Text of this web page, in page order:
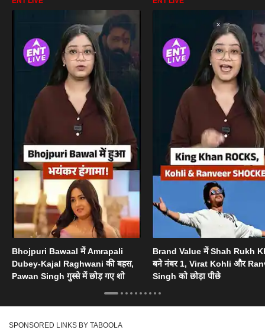
Bhojpuri Bawaal में Amrapali
Dubey-Kajal Raghwani की बहस,
Pawan Singh गुस्से में छोड़ गए शो
Brand Value में Shah Rukh
बने नंबर 1, Virat Kohli और
Singh को छोड़ा पीछे
SPONSORED LINKS BY TABOOLA